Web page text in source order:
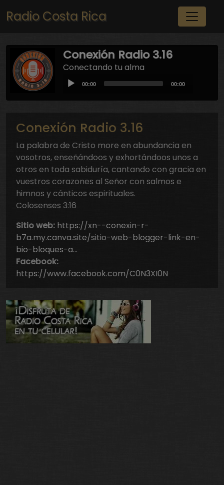
Pasar al contenido principal
Radio Costa Rica
Conexión Radio 3.16
Conectando tu alma
Audio
Player
Current
00:00
Total
00:00
Conexión Radio 3.16
La palabra de Cristo more en abundancia en
vosotros, enseñándoos y exhortándoos unos a
otros en toda sabiduría, cantando con gracia en
vuestros corazones al Señor con salmos e
himnos y cánticos espirituales.
Colosenses 3:16
Sitio web: https://xn--conexin-r-
b7a.my.canva.site/sitio-web-blogger-link-en-
bio-bloques-a…
Facebook:
https://www.facebook.com/C0N3XI0N